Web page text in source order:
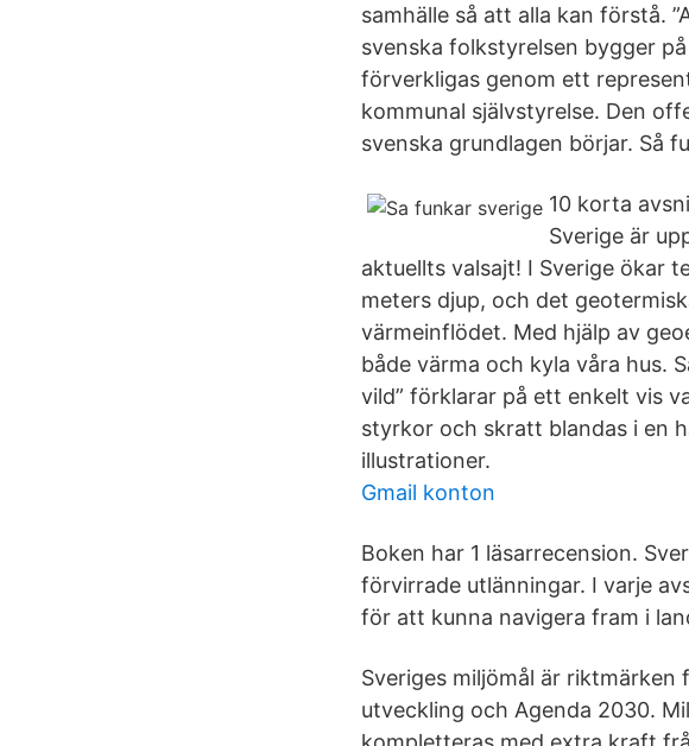
samhälle så att alla kan förstå.
svenska folkstyrelsen bygger
förverkligas genom ett
kommunal självstyrelse. Den
svenska grundlagen börjar. Så
10 korta
Sverige är
aktuellts valsajt! I Sverige ökar
meters djup, och det
värmeinflödet. Med hjälp av
både värma och kyla våra hus.
vild” förklarar på ett enkelt vis
styrkor och skratt blandas i en
illustrationer.
Gmail konton
Boken har 1 läsarrecension.
förvirrade utlänningar. I varje
för att kunna navigera fram i
Sveriges miljömål är
utveckling och Agenda 2030.